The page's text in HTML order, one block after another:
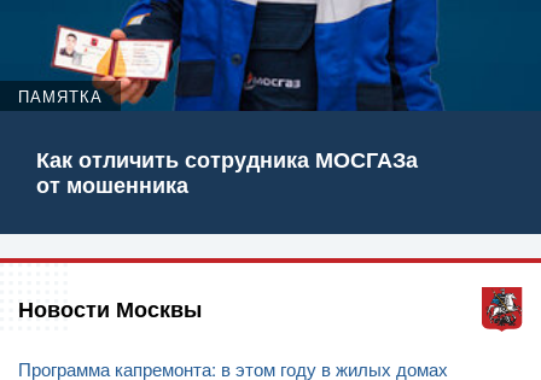
ПАМЯТКА
Как отличить сотрудника МОСГАЗа
от мошенника
Новости Москвы
Программа капремонта: в этом году в жилых домах